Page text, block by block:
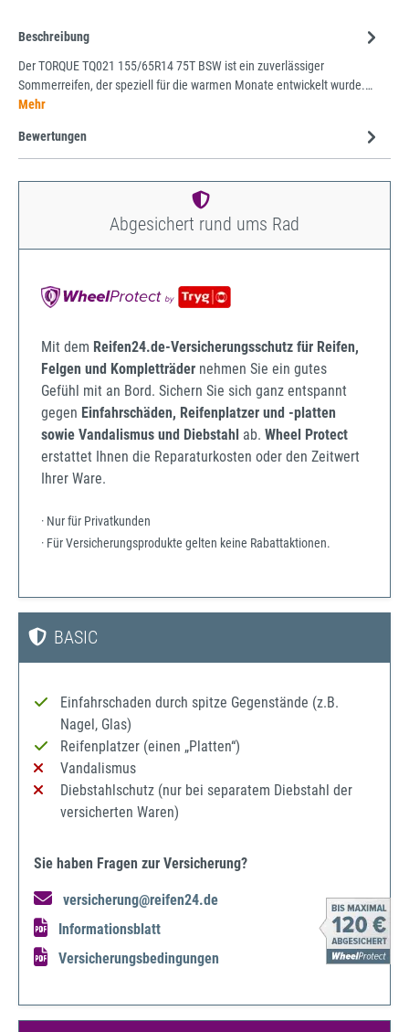
Beschreibung
Der TORQUE TQ021 155/65R14 75T BSW ist ein zuverlässiger
Sommerreifen, der speziell für die warmen Monate entwickelt wurde.…
Mehr
Bewertungen
Abgesichert rund ums Rad
Mit dem Reifen24.de-Versicherungsschutz für Reifen,
Felgen und Kompletträder nehmen Sie ein gutes
Gefühl mit an Bord. Sichern Sie sich ganz entspannt
gegen Einfahrschäden, Reifenplatzer und -platten
sowie Vandalismus und Diebstahl ab. Wheel Protect
erstattet Ihnen die Reparaturkosten oder den Zeitwert
Ihrer Ware.
· Nur für Privatkunden
· Für Versicherungsprodukte gelten keine Rabattaktionen.
BASIC
Einfahrschaden durch spitze Gegenstände (z.B.
Nagel, Glas)
Reifenplatzer (einen „Platten“)
Vandalismus
Diebstahlschutz (nur bei separatem Diebstahl der
versicherten Waren)
Sie haben Fragen zur Versicherung?
versicherung@reifen24.de
Informationsblatt
Versicherungsbedingungen